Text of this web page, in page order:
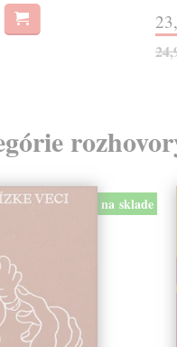
na sklade